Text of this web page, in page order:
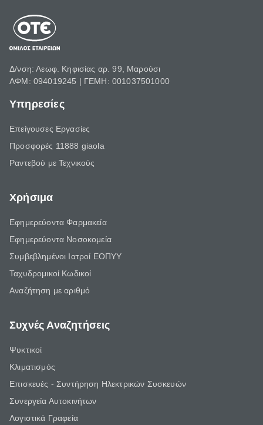
Δ/νση: Λεωφ. Κηφισίας αρ. 99, Μαρούσι
ΑΦΜ: 094019245 | ΓΕΜΗ: 001037501000
Υπηρεσίες
Επείγουσες Εργασίες
Προσφορές 11888 giaola
Ραντεβού με Τεχνικούς
Χρήσιμα
Εφημερεύοντα Φαρμακεία
Εφημερεύοντα Νοσοκομεία
Συμβεβλημένοι Ιατροί ΕΟΠΥΥ
Ταχυδρομικοί Κωδικοί
Αναζήτηση με αριθμό
Συχνές Αναζητήσεις
Ψυκτικοί
Κλιματισμός
Επισκευές - Συντήρηση Ηλεκτρικών Συσκευών
Συνεργεία Αυτοκινήτων
Λογιστικά Γραφεία